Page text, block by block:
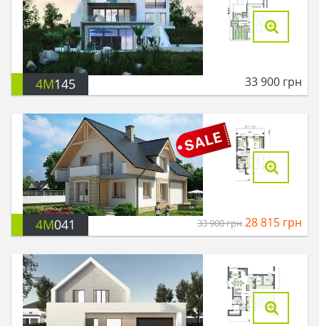
4M145 33 900 грн
4M041 33 900грн 28 815 грн